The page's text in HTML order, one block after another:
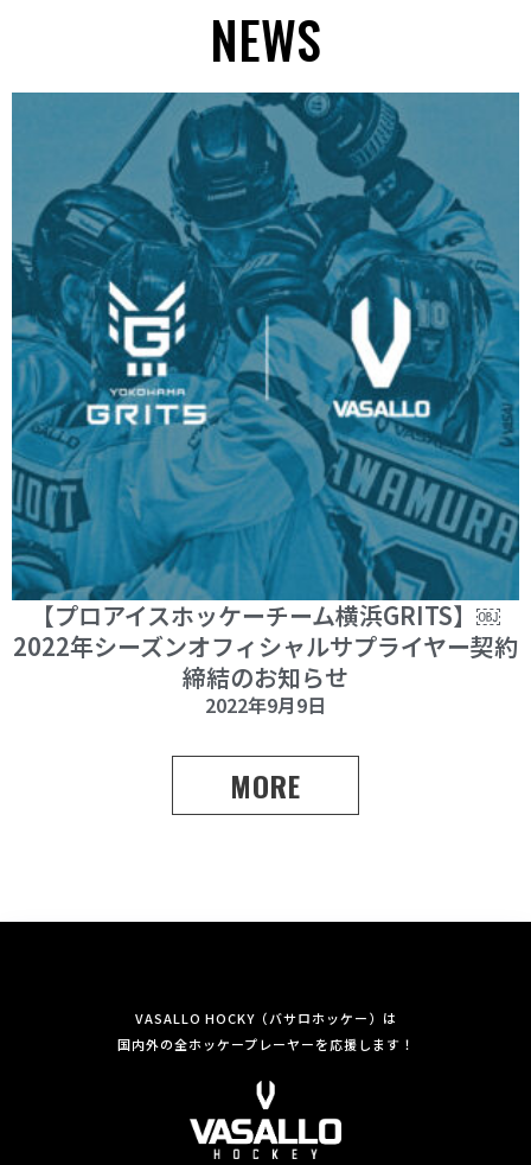
NEWS
【プロアイスホッケーチーム横浜GRITS】￼
2022年シーズンオフィシャルサプライヤー契約
締結のお知らせ
2022年9月9日
MORE
VASALLO HOCKY（バサロホッケー）は
国内外の全ホッケープレーヤーを応援します！